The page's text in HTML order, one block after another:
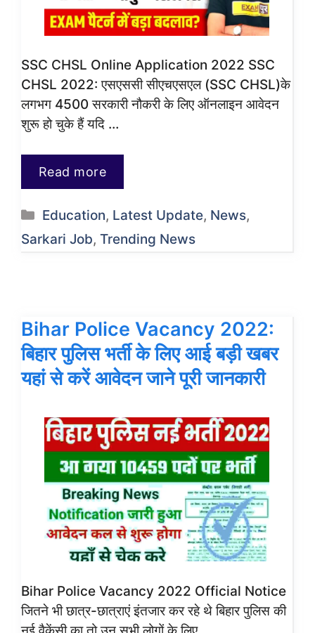
SSC CHSL Online Application 2022 SSC
CHSL 2022: एसएससी सीएचएसएल (SSC CHSL)के
लगभग 4500 सरकारी नौकरी के लिए ऑनलाइन आवेदन
शुरू हो चुके हैं यदि …
Read more
Categories
Education, Latest Update, News,
Sarkari Job, Trending News
Bihar Police Vacancy 2022:
बिहार पुलिस भर्ती के लिए आई बड़ी खबर
यहां से करें आवेदन जाने पूरी जानकारी
Bihar Police Vacancy 2022 Official Notice
जितने भी छात्र-छात्राएं इंतजार कर रहे थे बिहार पुलिस की